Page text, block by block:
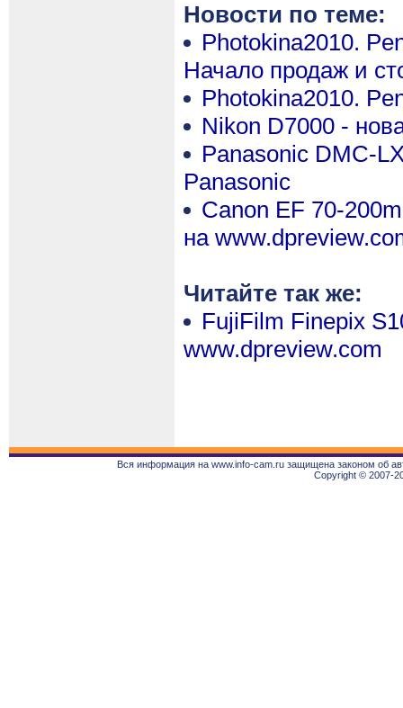
Новости по теме:
Photokina2010.
Начало продаж и
Photokina2010.
Nikon D7000 -
Panasonic DMC-
Panasonic
Canon EF 70-
на
Читайте так же:
FujiFilm Finepix
www.dpreview.com
Вся информация на www.info-cam.ru защищена законом об
Copyright © 2007-